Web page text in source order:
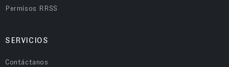
Permisos RRSS
SERVICIOS
Contáctanos